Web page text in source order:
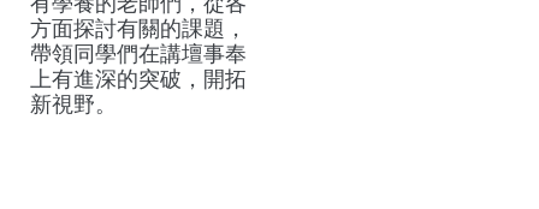
方面探討有關的課題，
帶領同學們在講壇事奉
上有進深的突破， 開拓
新視野。